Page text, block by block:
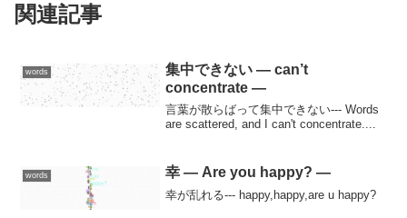
関連記事
words
集中できない — can’t
concentrate —
言葉が散らばって集中できない--- Words
are scattered, and I can't concentrate....
words 幸 — Are you happy? —
幸が乱れる--- happy,happy,are u happy?